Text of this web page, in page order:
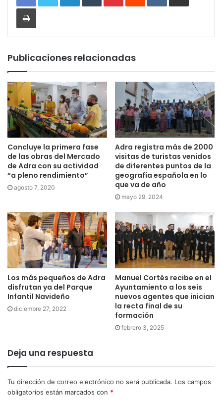
Imprimir
Publicaciones relacionadas
Concluye la primera fase
de las obras del Mercado
de Adra con su actividad
“a pleno rendimiento”
agosto 7, 2020
Adra registra más de 2000
visitas de turistas venidos
de diferentes puntos de la
geografía española en lo
que va de año
mayo 29, 2024
Los más pequeños de Adra
disfrutan ya del Parque
Infantil Navideño
diciembre 27, 2022
Manuel Cortés recibe en el
Ayuntamiento a los seis
nuevos agentes que inician
la recta final de su
formación
febrero 3, 2025
Deja una respuesta
Tu dirección de correo electrónico no será publicada. Los campos
obligatorios están marcados con *